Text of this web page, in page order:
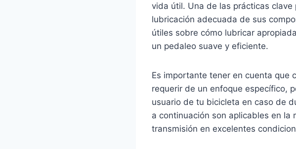
vida útil. Una de las prácticas
lubricación adecuada de sus
útiles sobre cómo lubricar
un pedaleo suave y eficiente.
Es importante tener en cuenta que
requerir de un enfoque específico,
usuario de tu bicicleta en caso de
a continuación son aplicables en
transmisión en excelentes